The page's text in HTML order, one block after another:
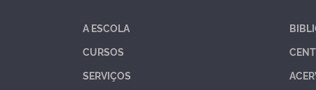
A ESCOLA
CURSOS
SERVIÇOS